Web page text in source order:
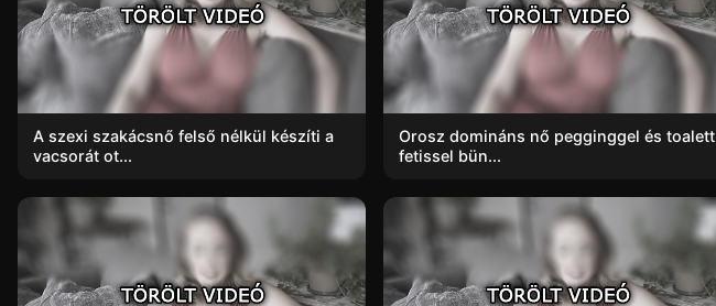
A szexi szakácsnő felső nélkül készíti a
vacsorát ot...
Orosz domináns nő pegginggel és toalett
fetissel bün...